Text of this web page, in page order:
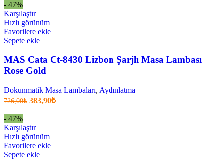
- 47%
Karşılaştır
Hızlı görünüm
Favorilere ekle
Sepete ekle
MAS Cata Ct-8430 Lizbon Şarjlı Masa Lambası
Rose Gold
Dokunmatik Masa Lambaları, Aydınlatma
726,00₺ Orijinal
383,90₺Şu
- 47%
Karşılaştır
Hızlı görünüm
Favorilere ekle
Sepete ekle